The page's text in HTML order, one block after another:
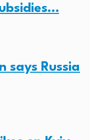
says Russia